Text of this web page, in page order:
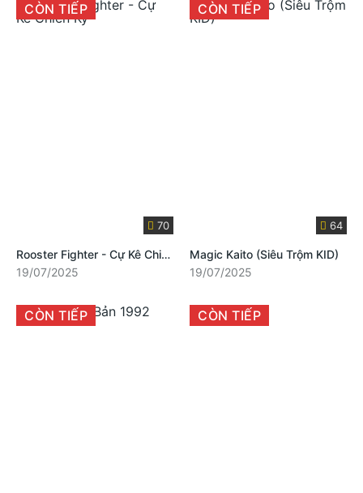
70
CÒN TIẾP
Rooster Fighter - Cự Kê Chiến Ký
19/07/2025
64
CÒN TIẾP
Magic Kaito (Siêu Trộm KID)
19/07/2025
CÒN TIẾP CÒN TIẾP